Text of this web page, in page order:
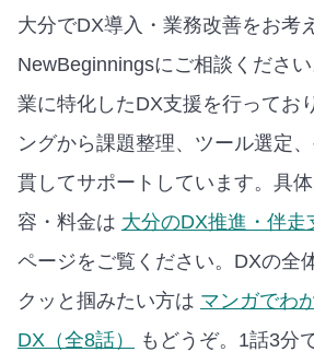
大分でDX導入・業務改善をお考
NewBeginningsにご相談くださ
業に特化したDX支援を行ってお
ングから課題整理、ツール選定
貫してサポートしています。 具
容・料金は 大分のDX推進・伴走
ページをご覧ください。 DXの全
クッと掴みたい方は マンガでわ
DX（全8話）
もどうぞ。1話3分